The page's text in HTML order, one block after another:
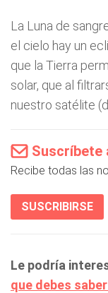
La Luna de
el cielo hay un
que la Tierra
solar, que al
nuestro satélite
Suscríbete
Recibe todas las
SUSCRIBIRSE
Le podría
que debes